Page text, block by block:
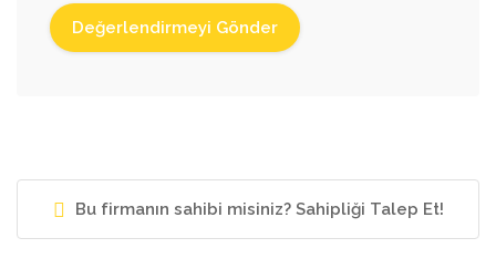
Bu firmanın sahibi misiniz? Sahipliği Talep Et!